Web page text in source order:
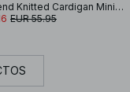
Wool Blend Knitted Cardigan Mini Dress
EUR 55.95